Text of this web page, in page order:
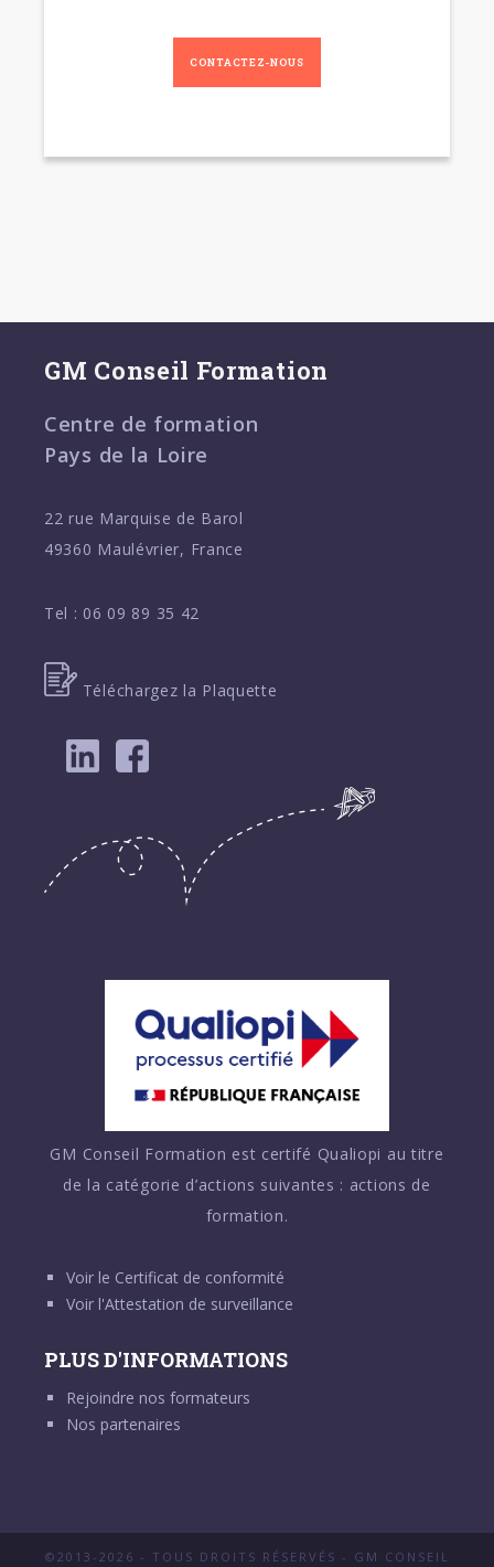
CONTACTEZ-NOUS
GM Conseil Formation
Centre de formation
Pays de la Loire
22 rue Marquise de Barol
49360 Maulévrier, France
Tel : 06 09 89 35 42
Téléchargez la Plaquette
GM Conseil Formation est certifé Qualiopi au titre
de la catégorie d’actions suivantes : actions de
formation.
Voir le Certificat de conformité
Voir l'Attestation de surveillance
PLUS D'INFORMATIONS
Rejoindre nos formateurs
Nos partenaires
©2013-2026 - TOUS DROITS RÉSERVÉS - GM CONSEIL